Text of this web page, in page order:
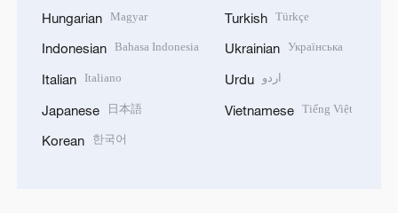
Hungarian Magyar
Indonesian Bahasa Indonesia
Italian Italiano
Japanese 日本語
Korean 한국어
Turkish Türkçe
Ukrainian Українська
Urdu اردو
Vietnamese Tiếng Việt